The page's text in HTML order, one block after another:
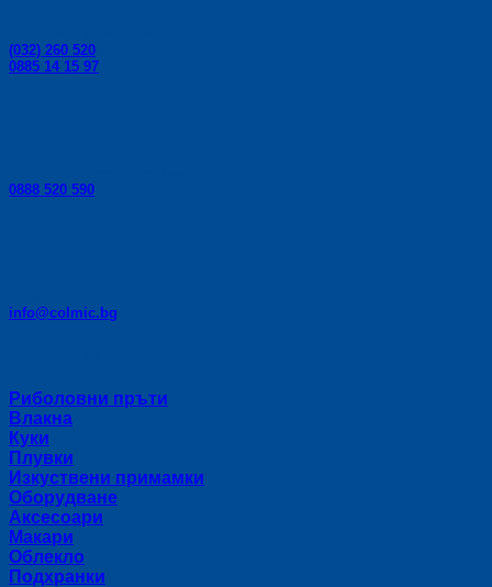
(032) 260 520
0885 14 15 97
0888 520 590
info@colmic.bg
Риболовни пръти
Влакна
Куки
Плувки
Изкуствени примамки
Оборудване
Аксесоари
Макари
Облекло
Подхранки